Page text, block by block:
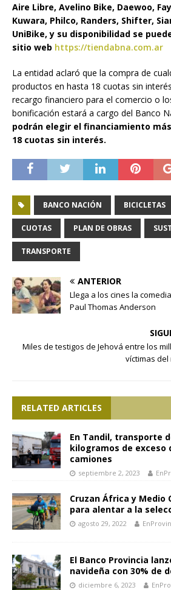
Aire Libre, Avelino Bike, Daewoo,
Kuwara, Philco, Randers, Shifter,
UniBike, y su disponibilidad se
sitio web https://tiendabna.com.ar
La entidad aclaró que la compra de
productos en hasta 18 cuotas sin
recargo financiero para el comercio o
bonificación estará a cargo del Banco
podrán elegir el financiamiento
18 cuotas sin interés.
BANCO NACIÓN BICICLETAS
CUOTAS PLAN DE OBRAS
TRANSPORTE
ANTERIOR
Llega a los cines la
Paul Thomas Anderson
Miles de testigos de Jehová entre los
víctimas del
RELATED ARTICLES
En Tandil, transporte
kilogramos de exceso
camiones
septiembre 2, 2023
Cruzan África y
para alentar a la
agosto 29, 2022
El Banco Provincia
navideña con 30% de
diciembre 6, 2023